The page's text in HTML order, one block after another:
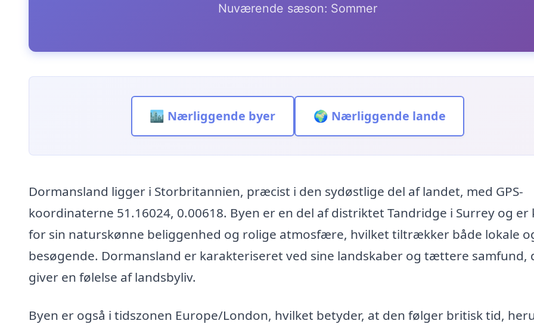
Nuværende sæson: Sommer
🏙️ Nærliggende byer 🌍 Nærliggende lande
Dormansland ligger i Storbritannien, præcist i den sydøstlige del af landet, med GPS-
koordinaterne 51.16024, 0.00618. Byen er en del af distriktet Tandridge i Surrey og er
for sin naturskønne beliggenhed og rolige atmosfære, hvilket tiltrækker både lokale
besøgende. Dormansland er karakteriseret ved sine landskaber og tættere samfund,
giver en følelse af landsbyliv.
Byen er også i tidszonen Europe/London, hvilket betyder, at den følger britisk tid,